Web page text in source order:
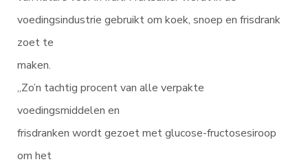
voedingsindustrie gebruikt om koek, snoep en frisdrank
zoet te
maken.
„Zo’n tachtig procent van alle verpakte
voedingsmiddelen en
frisdranken wordt gezoet met glucose-fructosesiroop
om het